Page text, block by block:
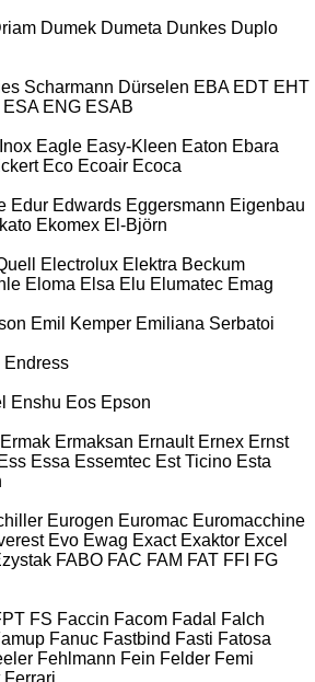
Dumek Dumeta Dunkes Duplo
Scharmann Dürselen EBA EDT EHT
ESA ENG ESAB
Eagle Easy-Kleen Eaton Ebara
Eco Ecoair Ecoca
Edur Edwards Eggersmann Eigenbau
Ekomex El-Björn
Electrolux Elektra Beckum
Eloma Elsa Elu Elumatec Emag
Emil Kemper Emiliana Serbatoi
Endress
Enshu Eos Epson
Ermak Ermaksan Ernault Ernex Ernst
Ess Essa Essemtec Est Ticino Esta
Eurogen Euromac Euromacchine
Evo Ewag Exact Exaktor Excel
FABO FAC FAM FAT FFI FG
FS Faccin Facom Fadal
Falch
Fanuc Fastbind Fasti Fatosa
Fehlmann Fein Felder Femi
Ferrari